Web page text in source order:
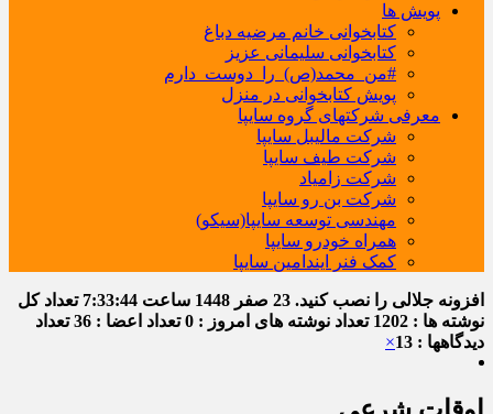
پویش ها
کتابخوانی خانم مرضیه دباغ
کتابخوانی سلیمانی عزیز
#من_محمد(ص)_را_دوست_دارم
پویش کتابخوانی در منزل
معرفی شرکتهای گروه سایپا
شرکت مالیبل سایپا
شرکت طیف سایپا
شرکت زامیاد
شرکت بن رو سایپا
مهندسی توسعه سایپا(سیکو)
همراه خودرو سایپا
کمک فنر ایندامین سایپا
افزونه جلالی را نصب کنید. 23 صفر 1448 ساعت 7:33:45 تعداد کل
نوشته ها : 1202
تعداد نوشته های امروز : 0 تعداد اعضا : 36
تعداد
دیدگاهها : 13
×